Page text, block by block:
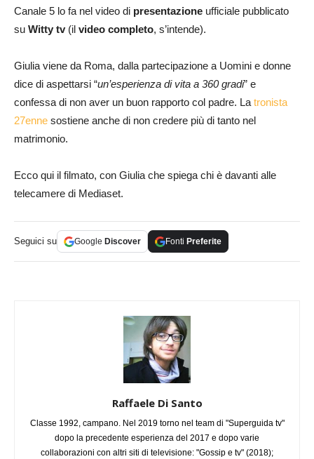
Canale 5 lo fa nel video di presentazione ufficiale pubblicato
su Witty tv(il video completo, s’intende).
Giulia viene da Roma, dalla partecipazione a Uomini e donne
dice di aspettarsi “un’esperienza di vita a 360 gradi” e
confessa di non aver un buon rapporto col padre. Latronista
27enne sostiene anche di non credere più di tanto nel
matrimonio.
Ecco qui il filmato, con Giulia che spiega chi è davanti alle
telecamere di Mediaset.
Seguici su Google Discover Fonti Preferite
Raffaele Di Santo
Classe 1992, campano. Nel 2019 torno nel team di "Superguida tv"
dopo la precedente esperienza del 2017 e dopo varie
collaborazioni con altri siti di televisione: "Gossip e tv" (2018);